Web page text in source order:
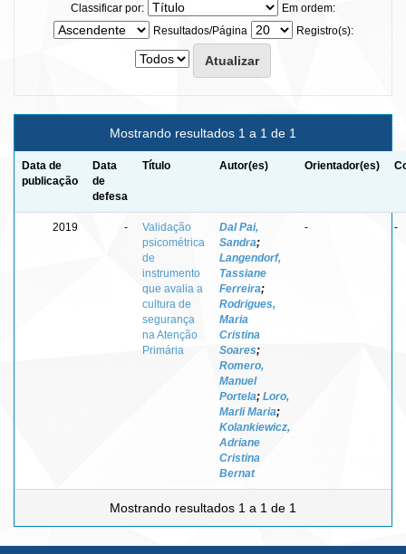
Classificar por:
Em ordem:
Resultados/Página
Registro(s):
Mostrando resultados 1 a 1 de 1
Data de
publicação
Data
de
defesa
Título Autor(es) Orientador(es)
2019 -
Validação
psicométrica
de
instrumento
que avalia a
cultura de
segurança
na Atenção
Primária
Dal Pai,
Sandra;
Langendorf,
Tassiane
Ferreira;
Rodrigues,
Maria
Cristina
Soares;
Romero,
Manuel
Portela; Loro,
Marli Maria;
Kolankiewicz,
Adriane
Cristina
Bernat
- -
Mostrando resultados 1 a 1 de 1